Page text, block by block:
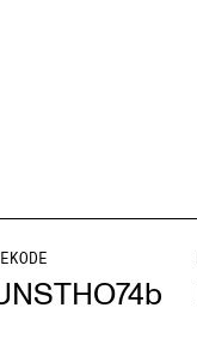
SUT